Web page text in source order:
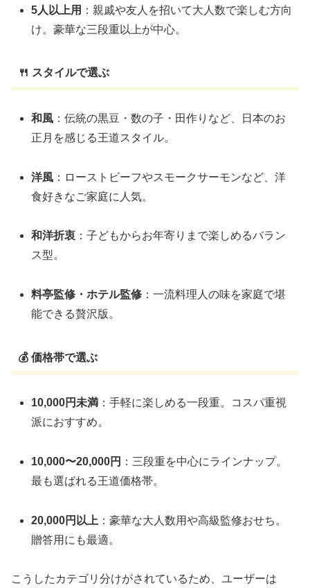
5人以上用 ：親戚や友人を招いて大人数で楽しむ方向
け。豪華な三段重以上が中心。
🍴 スタイルで選ぶ
和風 ：伝統の黒豆・数の子・田作りなど、日本のお
正月を感じる王道スタイル。
洋風 ：ローストビーフやスモークサーモンなど、洋
食好きなご家庭に人気。
和洋折衷 ：子どもからお年寄りまで楽しめるバラン
ス型。
料亭監修・ホテル監修 ：一流料理人の味を家庭で堪
能できる贅沢版。
💰 価格帯で選ぶ
10,000円未満 ：手軽に楽しめる一段重。コスパ重視
派におすすめ。
10,000〜20,000円 ：三段重を中心にラインナップ。
最も選ばれる王道価格帯。
20,000円以上 ：豪華な大人数用や高級監修おせち。
贈答用にも最適。
こうしたカテゴリ分けがされているため、ユーザーは